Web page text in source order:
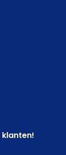
klanten!